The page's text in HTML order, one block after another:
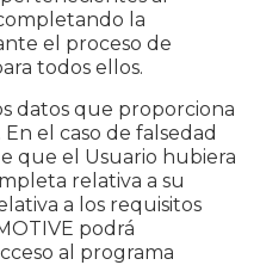
la
el proceso de
todos ellos.
datos que proporciona
el caso de falsedad
que el Usuario hubiera
relativa a su
a los requisitos
podrá
al programa